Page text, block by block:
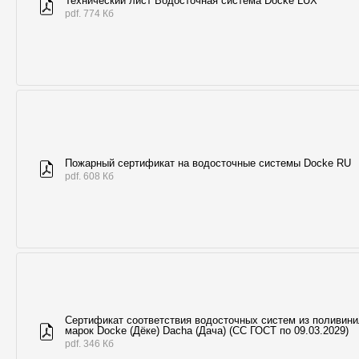
pdf. 774 Кб
Пожарный сертификат на водосточные системы Docke RU
pdf. 608 Кб
Сертификат соответствия водосточных систем из
марок Docke (Дёке) Dacha (Дача) (СС ГОСТ по 09.03.2029)
pdf. 346 Кб